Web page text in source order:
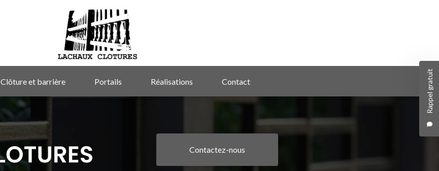
Rappel gratuit
Clôture et barrière Portails Réalisations Contact
Contactez-nous